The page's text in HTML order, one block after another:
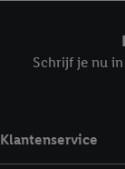
Schrijf je nu
Klantenservice